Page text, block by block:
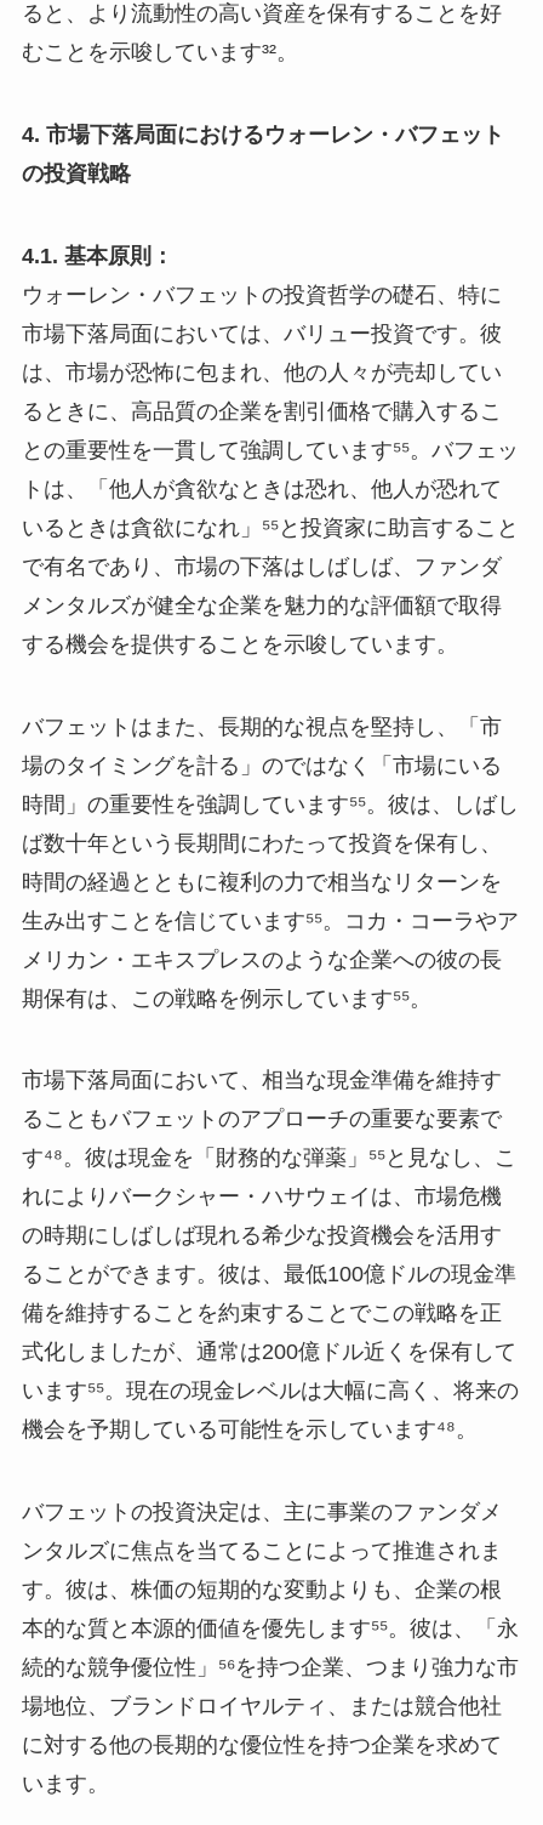
ると、より流動性の高い資産を保有することを好
むことを示唆しています³²。
4. 市場下落局面におけるウォーレン・バフェット
の投資戦略
4.1. 基本原則：
ウォーレン・バフェットの投資哲学の礎石、特に
市場下落局面においては、バリュー投資です。彼
は、市場が恐怖に包まれ、他の人々が売却してい
るときに、高品質の企業を割引価格で購入するこ
との重要性を一貫して強調しています⁵⁵。バフェッ
トは、「他人が貪欲なときは恐れ、他人が恐れて
いるときは貪欲になれ」⁵⁵と投資家に助言すること
で有名であり、市場の下落はしばしば、ファンダ
メンタルズが健全な企業を魅力的な評価額で取得
する機会を提供することを示唆しています。
バフェットはまた、長期的な視点を堅持し、「市
場のタイミングを計る」のではなく「市場にいる
時間」の重要性を強調しています⁵⁵。彼は、しばし
ば数十年という長期間にわたって投資を保有し、
時間の経過とともに複利の力で相当なリターンを
生み出すことを信じています⁵⁵。コカ・コーラやア
メリカン・エキスプレスのような企業への彼の長
期保有は、この戦略を例示しています⁵⁵。
市場下落局面において、相当な現金準備を維持す
ることもバフェットのアプローチの重要な要素で
す⁴⁸。彼は現金を「財務的な弾薬」⁵⁵と見なし、こ
れによりバークシャー・ハサウェイは、市場危機
の時期にしばしば現れる希少な投資機会を活用す
ることができます。彼は、最低100億ドルの現金準
備を維持することを約束することでこの戦略を正
式化しましたが、通常は200億ドル近くを保有して
います⁵⁵。現在の現金レベルは大幅に高く、将来の
機会を予期している可能性を示しています⁴⁸。
バフェットの投資決定は、主に事業のファンダメ
ンタルズに焦点を当てることによって推進されま
す。彼は、株価の短期的な変動よりも、企業の根
本的な質と本源的価値を優先します⁵⁵。彼は、「永
続的な競争優位性」⁵⁶を持つ企業、つまり強力な市
場地位、ブランドロイヤルティ、または競合他社
に対する他の長期的な優位性を持つ企業を求めて
います。